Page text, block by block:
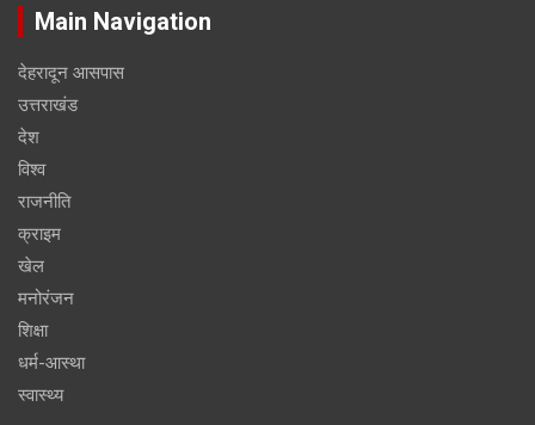
Main Navigation
देहरादून आसपास
उत्तराखंड
देश
विश्व
राजनीति
क्राइम
खेल
मनोरंजन
शिक्षा
धर्म-आस्था
स्वास्थ्य